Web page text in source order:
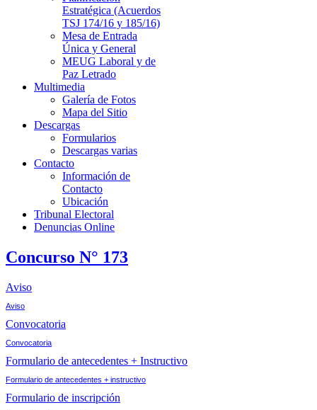
Estratégica (Acuerdos
TSJ 174/16 y 185/16)
Mesa de Entrada
Única y General
MEUG Laboral y de
Paz Letrado
Multimedia
Galería de Fotos
Mapa del Sitio
Descargas
Formularios
Descargas varias
Contacto
Información de
Contacto
Ubicación
Tribunal Electoral
Denuncias Online
Concurso N° 173
Aviso
Aviso
Convocatoria
Convocatoria
Formulario de antecedentes + Instructivo
Formulario de antecedentes + instructivo
Formulario de inscripción